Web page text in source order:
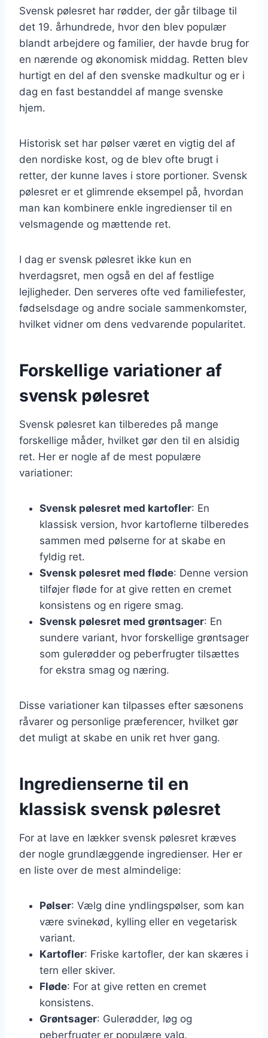
Svensk pølesret har rødder, der går tilbage til
det 19. århundrede, hvor den blev populær
blandt arbejdere og familier, der havde brug for
en nærende og økonomisk middag. Retten blev
hurtigt en del af den svenske madkultur og er i
dag en fast bestanddel af mange svenske
hjem.
Historisk set har pølser været en vigtig del af
den nordiske kost, og de blev ofte brugt i
retter, der kunne laves i store portioner. Svensk
pølesret er et glimrende eksempel på, hvordan
man kan kombinere enkle ingredienser til en
velsmagende og mættende ret.
I dag er svensk pølesret ikke kun en
hverdagsret, men også en del af festlige
lejligheder. Den serveres ofte ved familiefester,
fødselsdage og andre sociale sammenkomster,
hvilket vidner om dens vedvarende popularitet.
Forskellige variationer af
svensk pølesret
Svensk pølesret kan tilberedes på mange
forskellige måder, hvilket gør den til en alsidig
ret. Her er nogle af de mest populære
variationer:
Svensk pølesret med kartofler: En
klassisk version, hvor kartoflerne tilberedes
sammen med pølserne for at skabe en
fyldig ret.
Svensk pølesret med fløde: Denne version
tilføjer fløde for at give retten en cremet
konsistens og en rigere smag.
Svensk pølesret med grøntsager: En
sundere variant, hvor forskellige grøntsager
som gulerødder og peberfrugter tilsættes
for ekstra smag og næring.
Disse variationer kan tilpasses efter sæsonens
råvarer og personlige præferencer, hvilket gør
det muligt at skabe en unik ret hver gang.
Ingredienserne til en
klassisk svensk pølesret
For at lave en lækker svensk pølesret kræves
der nogle grundlæggende ingredienser. Her er
en liste over de mest almindelige:
Pølser: Vælg dine yndlingspølser, som kan
være svinekød, kylling eller en vegetarisk
variant.
Kartofler: Friske kartofler, der kan skæres i
tern eller skiver.
Fløde: For at give retten en cremet
konsistens.
Grøntsager: Gulerødder, løg og
peberfrugter er populære valg.